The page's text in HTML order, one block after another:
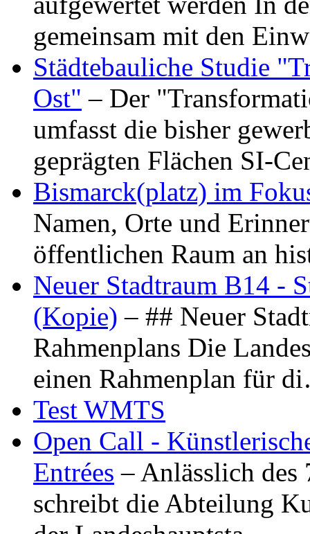
gemeinsam mit den
Städtebauliche Studie
Ost" – Der
umfasst die bisher
geprägten Flächen SI-
Bismarck(platz) im
Namen, Orte und
öffentlichen Raum an
Neuer Stadtraum B14 -
(Kopie) – ## Neuer
Rahmenplans Die
einen Rahmenplan für
Test WMTS
Open Call -
Entrées – Anlässlich
schreibt die Abteilung